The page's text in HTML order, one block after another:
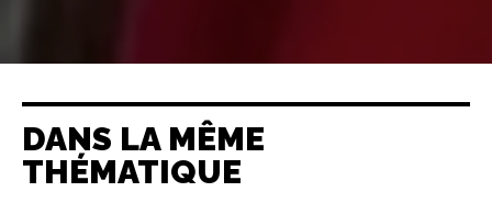
DANS LA MÊME
THÉMATIQUE